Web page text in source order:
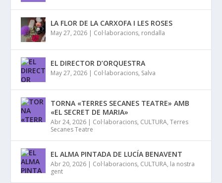
LA FLOR DE LA CARXOFA I LES ROSES
May 27, 2026 | Col·laboracions, rondalla
EL DIRECTOR D’ORQUESTRA
May 27, 2026 | Col·laboracions, Salva
TORNA «TERRES SECANES TEATRE» AMB
«EL SECRET DE MARIA»
Abr 24, 2026 | Col·laboracions, CULTURA,Terres
Secanes Teatre
EL ALMA PINTADA DE LUCÍA BENAVENT
Abr 20, 2026 | Col·laboracions, CULTURA, la nostra
gent